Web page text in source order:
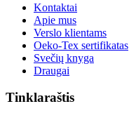
Kontaktai
Apie mus
Verslo klientams
Oeko-Tex sertifikatas
Svečių knyga
Draugai
Tinklaraštis